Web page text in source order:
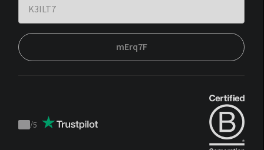
mErq7F
Trustpilot
/5